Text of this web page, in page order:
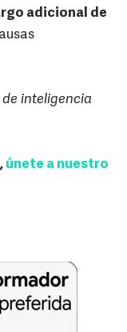
adicional de
inteligencia
únete a nuestro